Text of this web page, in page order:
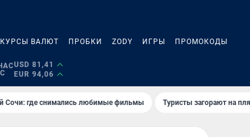
КУРСЫ ВАЛЮТ ПРОБКИ ZODY ИГРЫ ПРОМОКОДЫ
USD 81,41
EUR 94,06
Сочи: где снимались любимые фильмы Туристы загорают на